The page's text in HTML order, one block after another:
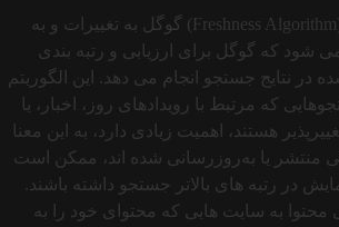
الگوریتم تازگی محتوا (Freshness Algorithm) گوگل به تغییرات و به‌
شود که گوگل برای ارزیابی و رتبه‌ بندی
در نتایج جستجو انجام می‌ دهد. این الگوریتم
که مرتبط با رویدادهای روز، اخبار، یا
هستند، اهمیت زیادی دارد، به این معنا
منتشر یا به‌روزرسانی شده‌ اند، ممکن است
در رتبه‌ های بالاتر جستجو داشته باشند.
محتوا به سایت‌ هایی که محتوای خود را به‌